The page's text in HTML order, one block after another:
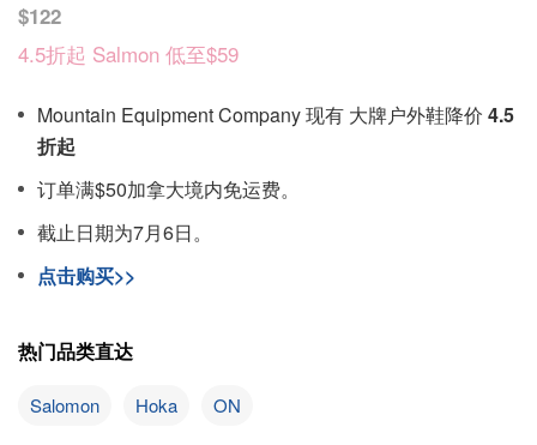
$122
4.5折起 Salmon 低至$59
Mountain Equipment Company 现有 大牌户外鞋降价 4.5
折起
订单满$50加拿大境内免运费。
截止日期为7月6日。
点击购买>>
热门品类直达
Salomon Hoka ON